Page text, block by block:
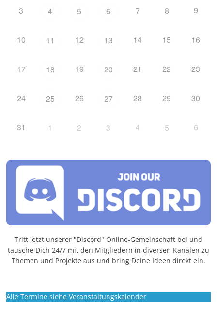
3 4 5 6 7 8 9
10 11 12 13 14 15 16
17 18 19 20 21 22 23
24 25 26 27 28 29 30
31 1 2 3 4 5 6
Tritt jetzt unserer "Discord" Online-Gemeinschaft bei und
tausche Dich 24/7 mit den Mitgliedern in diversen Kanälen zu
Themen und Projekte aus und bring Deine Ideen direkt ein.
Alle Termine siehe Veranstaltungskalender